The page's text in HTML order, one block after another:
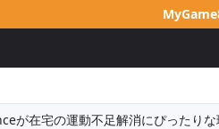
が在宅の運動不足解消にぴったりな